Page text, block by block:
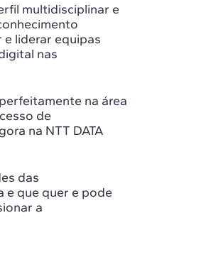
multidisciplinar e
liderar equipas
nas
na área
de
na NTT DATA
das
e que quer e pode
a